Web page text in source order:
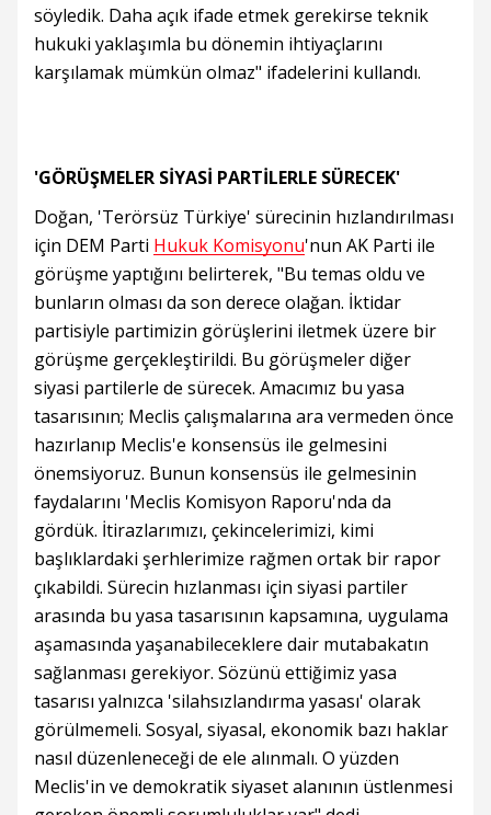
söyledik. Daha açık ifade etmek gerekirse teknik
hukuki yaklaşımla bu dönemin ihtiyaçlarını
karşılamak mümkün olmaz" ifadelerini kullandı.
'GÖRÜŞMELER SİYASİ PARTİLERLE SÜRECEK'
Doğan, 'Terörsüz Türkiye' sürecinin hızlandırılması
için DEM Parti Hukuk Komisyonu'nun AK Parti ile
görüşme yaptığını belirterek, "Bu temas oldu ve
bunların olması da son derece olağan. İktidar
partisiyle partimizin görüşlerini iletmek üzere bir
görüşme gerçekleştirildi. Bu görüşmeler diğer
siyasi partilerle de sürecek. Amacımız bu yasa
tasarısının; Meclis çalışmalarına ara vermeden önce
hazırlanıp Meclis'e konsensüs ile gelmesini
önemsiyoruz. Bunun konsensüs ile gelmesinin
faydalarını 'Meclis Komisyon Raporu'nda da
gördük. İtirazlarımızı, çekincelerimizi, kimi
başlıklardaki şerhlerimize rağmen ortak bir rapor
çıkabildi. Sürecin hızlanması için siyasi partiler
arasında bu yasa tasarısının kapsamına, uygulama
aşamasında yaşanabileceklere dair mutabakatın
sağlanması gerekiyor. Sözünü ettiğimiz yasa
tasarısı yalnızca 'silahsızlandırma yasası' olarak
görülmemeli. Sosyal, siyasal, ekonomik bazı haklar
nasıl düzenleneceği de ele alınmalı. O yüzden
Meclis'in ve demokratik siyaset alanının üstlenmesi